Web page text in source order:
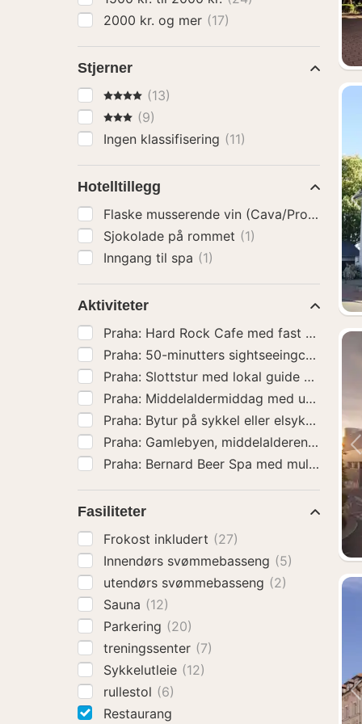
2000 kr. og mer (17)
Stjerner
4 Stjerner
(13)
3 Stjerner
(9)
Ingen klassifisering (11)
Hotelltillegg
Flaske musserende vin (Cava/Prosecco)(1)
Sjokolade på rommet (1)
Inngang til spa (1)
Aktiviteter
Praha: Slottstur
Fasiliteter
Frokost inkludert (27)
Innendørs svømmebasseng (5)
utendørs svømmebasseng (2)
Sauna (12)
Parkering (20)
treningssenter (7)
Sykkelutleie (12)
rullestol (6)
Restaurang